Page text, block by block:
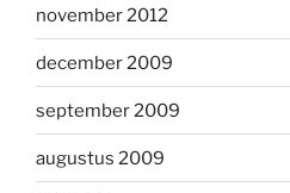
november 2012
december 2009
september 2009
augustus 2009